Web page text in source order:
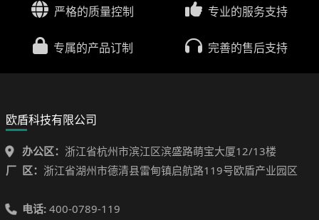
严格的质量控制 专业的服务支持
专属的产品订制 完善的售后支持
欧盾科技有限公司
办公区： 浙江省杭州市滨江区滨盛路萌宝大厦12/13楼
厂 区： 浙江省湖州市德清县雷甸镇启航路119号欧盾产业园区
电话: 400-0789-119